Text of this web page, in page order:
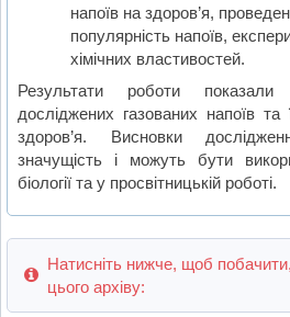
напоїв на здоров’я,
популярність напоїв,
хімічних властивостей.
Результати роботи показали
досліджених газованих напоїв
здоров’я. Висновки
значущість і можуть бути
біології та у просвітницькій роботі.
Натисніть нижче, щоб
цього архіву: